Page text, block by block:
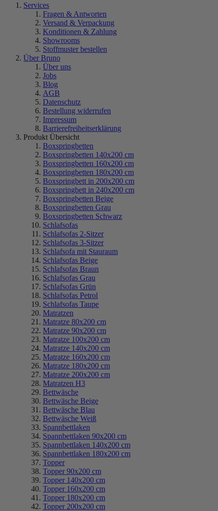
Services
Fragen & Antworten
Versand & Verpackung
Konditionen & Zahlung
Showrooms
Stoffmuster bestellen
Über Bruno
Über uns
Jobs
Blog
AGB
Datenschutz
Bestellung widerrufen
Impressum
Barrierefreiheitserklärung
Produkt Übersicht
Boxspringbetten
Boxspringbetten 140x200 cm
Boxspringbetten 160x200 cm
Boxspringbetten 180x200 cm
Boxspringbett in 200x200 cm
Boxspringbett in 240x200 cm
Boxspringbetten Beige
Boxspringbetten Grau
Boxspringbetten Schwarz
Schlafsofas
Schlafsofas 2-Sitzer
Schlafsofas 3-Sitzer
Schlafsofa mit Stauraum
Schlafsofas Beige
Schlafsofas Braun
Schlafsofas Grau
Schlafsofas Grün
Schlafsofas Petrol
Schlafsofas Taupe
Matratzen
Matratze 80x200 cm
Matratze 90x200 cm
Matratze 100x200 cm
Matratze 140x200 cm
Matratze 160x200 cm
Matratze 180x200 cm
Matratze 200x200 cm
Matratzen H3
Bettwäsche
Bettwäsche Beige
Bettwäsche Blau
Bettwäsche Weiß
Spannbettlaken
Spannbettlaken 90x200 cm
Spannbettlaken 140x200 cm
Spannbettlaken 180x200 cm
Topper
Topper 90x200 cm
Topper 140x200 cm
Topper 160x200 cm
Topper 180x200 cm
Topper 200x200 cm